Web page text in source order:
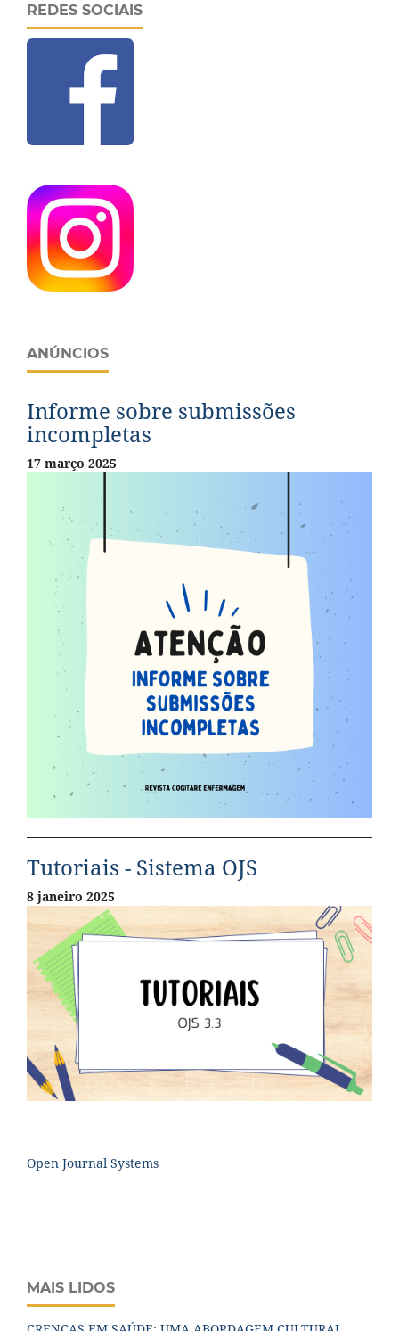
REDES SOCIAIS
ANÚNCIOS
Informe sobre submissões
incompletas
17 março 2025
Tutoriais - Sistema OJS
8 janeiro 2025
Open Journal Systems
MAIS LIDOS